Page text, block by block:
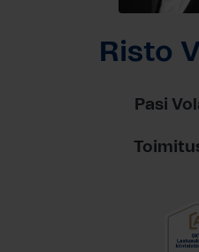
Risto
Pasi